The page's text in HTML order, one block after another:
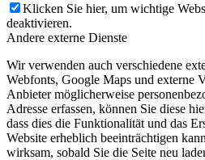
Klicken Sie hier, um wichtige
deaktivieren.
Andere externe Dienste
Wir verwenden auch verschiedene
Webfonts, Google Maps und externe
Anbieter möglicherweise
Adresse erfassen, können Sie diese
dass dies die Funktionalität und das
Website erheblich beeinträchtigen
wirksam, sobald Sie die Seite neu